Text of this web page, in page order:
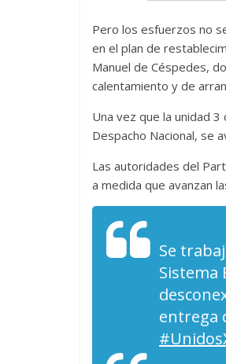
Pero los esfuerzos no
en el plan de
Manuel de Céspedes,
calentamiento y de
Una vez que la unidad
Despacho Nacional, se
Las autoridades del
a medida que avanzan
Se
Sistema
entrega